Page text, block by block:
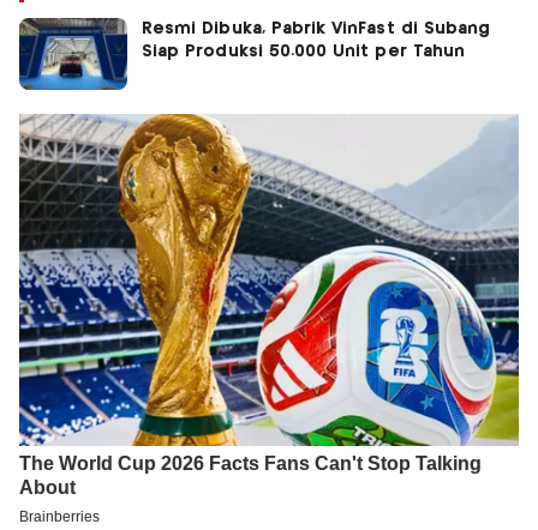
Resmi Dibuka, Pabrik VinFast di Subang
Siap Produksi 50.000 Unit per Tahun